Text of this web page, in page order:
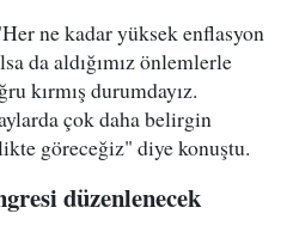
ne kadar yüksek enflasyon
da aldığımız önlemlerle
kırmış durumdayız.
çok daha belirgin
göreceğiz" diye konuştu.
düzenlenecek